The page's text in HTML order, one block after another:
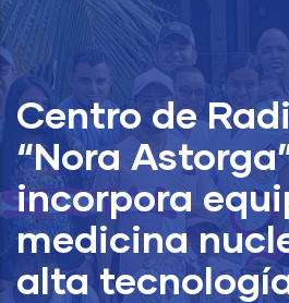
Centro de
“Nora
incorpora
medicina
alta